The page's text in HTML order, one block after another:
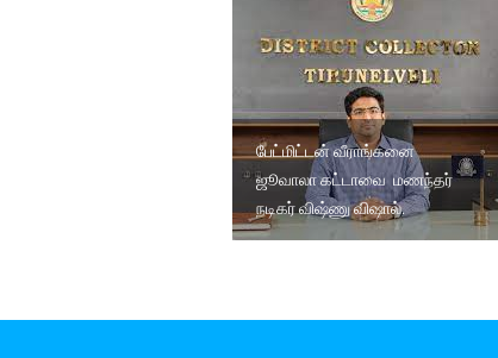
பேட்மிட்டன் வீராங்கனை
ஜூவாலா கட்டாவை மணந்தர்
நடிகர் விஷ்ணு விஷால்.